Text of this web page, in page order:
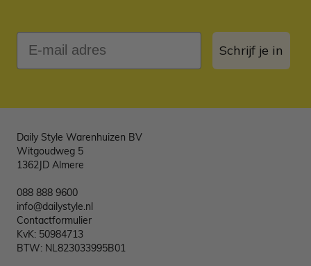
E-mail adres
Schrijf je in
Daily Style Warenhuizen BV
Witgoudweg 5
1362JD Almere
088 888 9600
info@dailystyle.nl
Contactformulier
KvK: 50984713
BTW: NL823033995B01